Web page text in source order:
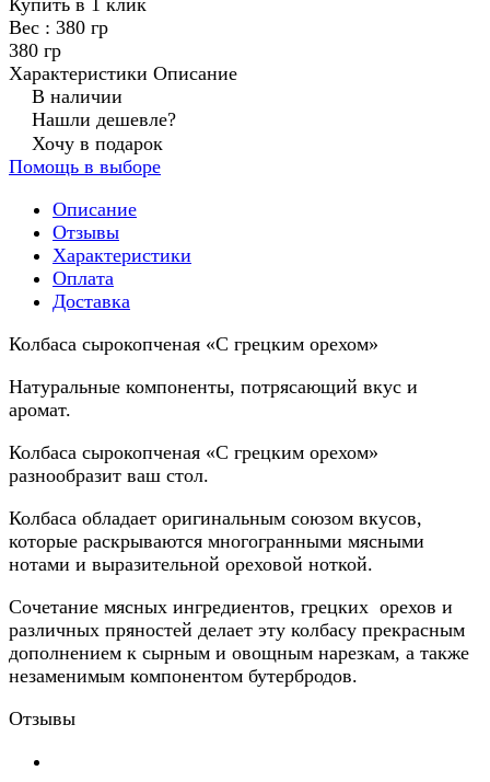
Купить в 1 клик
Вес : 380 гр
380 гр
Характеристики Описание
В наличии
Нашли дешевле?
Хочу в подарок
Помощь в выборе
Описание
Отзывы
Характеристики
Оплата
Доставка
Колбаса сырокопченая «С грецким орехом»
Натуральные компоненты, потрясающий вкус и
аромат.
Колбаса сырокопченая «С грецким орехом»
разнообразит ваш стол.
Колбаса обладает оригинальным союзом вкусов,
которые раскрываются многогранными мясными
нотами и выразительной ореховой ноткой.
Сочетание мясных ингредиентов, грецких орехов и
различных пряностей делает эту колбасу прекрасным
дополнением к сырным и овощным нарезкам, а также
незаменимым компонентом бутербродов.
Отзывы